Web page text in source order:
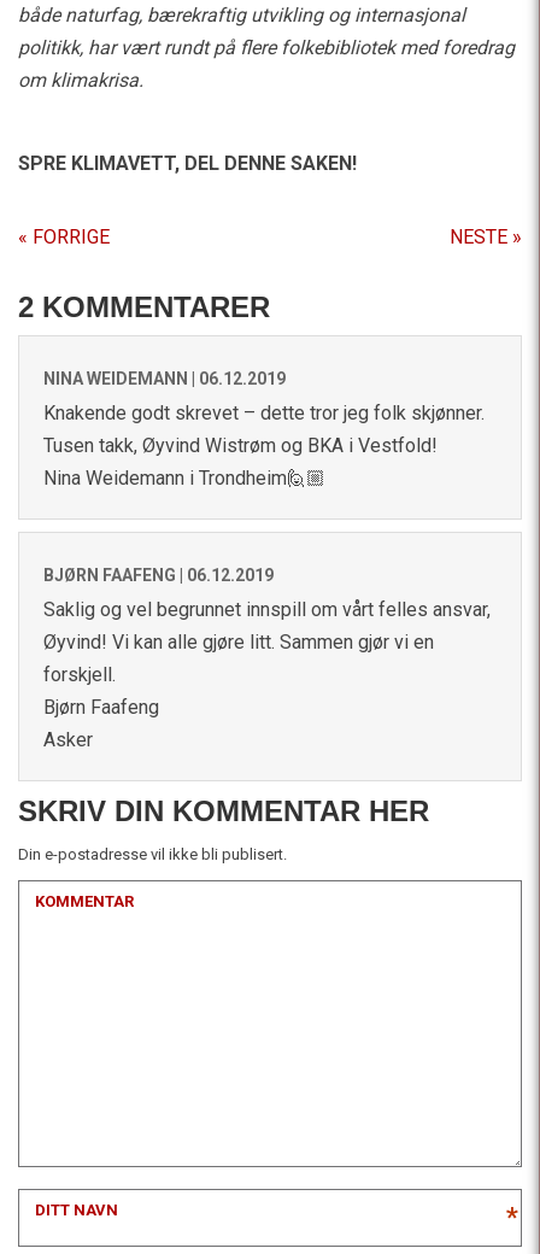
både naturfag, bærekraftig utvikling og internasjonal
politikk, har vært rundt på flere folkebibliotek med foredrag
om klimakrisa.
SPRE KLIMAVETT, DEL DENNE SAKEN!
« FORRIGE NESTE »
2 KOMMENTARER
NINA WEIDEMANN | 06.12.2019
Knakende godt skrevet – dette tror jeg folk skjønner.
Tusen takk, Øyvind Wistrøm og BKA i Vestfold!
Nina Weidemann i Trondheim🙋🏼
BJØRN FAAFENG | 06.12.2019
Saklig og vel begrunnet innspill om vårt felles ansvar,
Øyvind! Vi kan alle gjøre litt. Sammen gjør vi en
forskjell.
Bjørn Faafeng
Asker
SKRIV DIN KOMMENTAR HER
Din e-postadresse vil ikke bli publisert.
KOMMENTAR
DITT NAVN *